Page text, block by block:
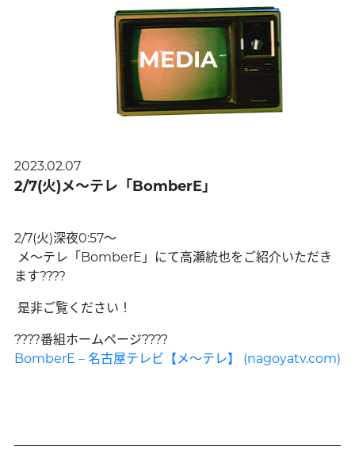
MEDIA
2023.02.07
2/7(火)メ〜テレ「BomberE」
2/7(火)深夜0:57〜
メ〜テレ「BomberE」にて高瀬統也をご紹介いただき
ます????
是非ご覧ください！
????番組ホームページ????
BomberE – 名古屋テレビ【メ～テレ】 (nagoyatv.com)